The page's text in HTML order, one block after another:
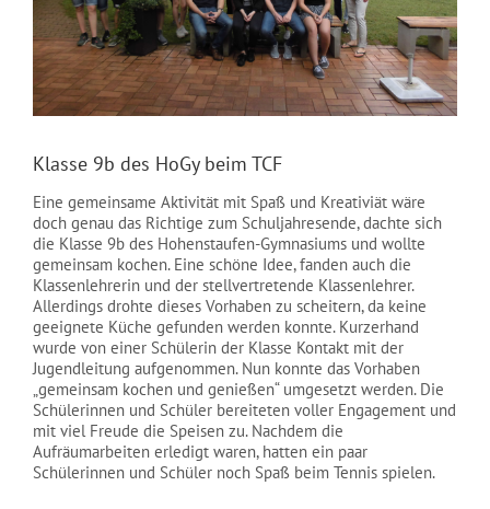
Klasse 9b des HoGy beim TCF
Eine gemeinsame Aktivität mit Spaß und Kreativiät wäre
doch genau das Richtige zum Schuljahresende, dachte sich
die Klasse 9b des Hohenstaufen-Gymnasiums und wollte
gemeinsam kochen. Eine schöne Idee, fanden auch die
Klassenlehrerin und der stellvertretende Klassenlehrer.
Allerdings drohte dieses Vorhaben zu scheitern, da keine
geeignete Küche gefunden werden konnte. Kurzerhand
wurde von einer Schülerin der Klasse Kontakt mit der
Jugendleitung aufgenommen. Nun konnte das Vorhaben
„gemeinsam kochen und genießen“ umgesetzt werden. Die
Schülerinnen und Schüler bereiteten voller Engagement und
mit viel Freude die Speisen zu. Nachdem die
Aufräumarbeiten erledigt waren, hatten ein paar
Schülerinnen und Schüler noch Spaß beim Tennis spielen.